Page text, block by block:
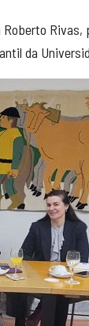
da